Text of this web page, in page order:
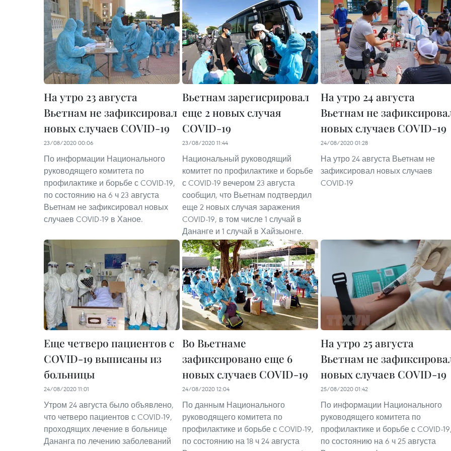
На утро 23 августа
Вьетнам не зафиксировал
новых случаев COVID-19
23/08/2020 00:06
По информации Национального
руководящего комитета по
профилактике и борьбе с COVID-19,
по состоянию на 6 ч 23 августа
Вьетнам не зафиксировал новых
случаев COVID-19 в Ханое.
Вьетнам зарегисрировал
еще 2 новых случая
COVID-19
23/08/2020 11:44
Национальный руководящий
комитет по профилактике и борьбе
с COVID-19 вечером 23 августа
сообщил, что Вьетнам подтвердил
еще 2 новых случая заражения
COVID-19, в том числе 1 случай в
Дананге и 1 случай в Хайзыонге.
На утро 24 августа
Вьетнам не
новых случаев COVID-19
24/08/2020 01:28
На утро 24 августа Вьетнам не
зафиксировал новых случаев
COVID-19
Еще четверо пациентов с
COVID-19 выписаны из
больницы
24/08/2020 11:01
Утром 24 августа было объявлено,
что четверо пациентов с COVID-19,
проходящих лечение в больнице
Дананга по лечению заболеваний
Во Вьетнаме
зафиксировано еще 6
новых случаев COVID-19
24/08/2020 12:04
По данным Национального
руководящего комитета по
профилактике и борьбе с COVID-19,
по состоянию на 18 ч 24 августа
На утро 25 августа
Вьетнам не
новых случаев COVID-19
25/08/2020 01:42
По информации Национального
руководящего комитета по
профилактике и борьбе с COVID-
по состоянию на 6 ч 25 августа